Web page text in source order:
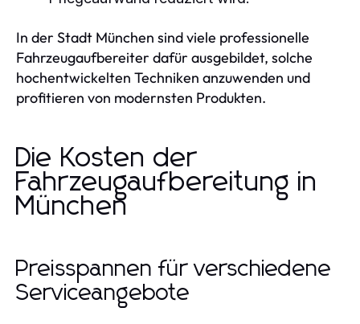
In der Stadt München sind viele professionelle
Fahrzeugaufbereiter dafür ausgebildet, solche
hochentwickelten Techniken anzuwenden und
profitieren von modernsten Produkten.
Die Kosten der
Fahrzeugaufbereitung in
München
Preisspannen für verschiedene
Serviceangebote